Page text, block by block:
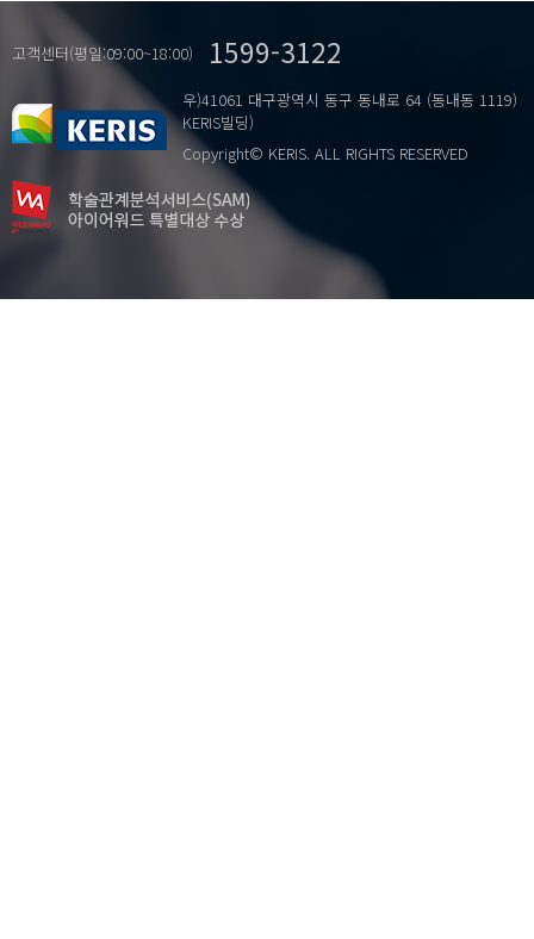
고객센터(평일:09:00~18:00) 1599-3122
우)41061 대구광역시 동구 동내로 64 (동내동 1119)
KERIS빌딩)
Copyright© KERIS. ALL RIGHTS RESERVED